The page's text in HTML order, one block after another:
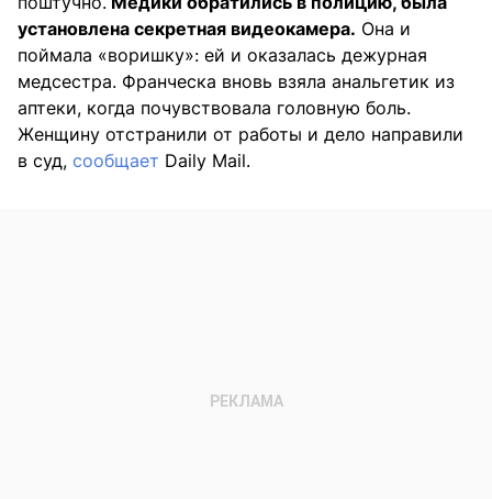
установлена секретная видеокамера. Она и
поймала «воришку»: ей и оказалась дежурная
медсестра. Франческа вновь взяла анальгетик из
аптеки, когда почувствовала головную боль.
Женщину отстранили от работы и дело направили
в суд, сообщает Daily Mail.